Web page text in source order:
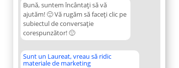
Bună, suntem încântați să vă
ajutăm! 🙂 Vă rugăm să faceți clic pe
subiectul de conversație
corespunzător! 🙂
Sunt un Laureat, vreau să ridic
materiale de marketing